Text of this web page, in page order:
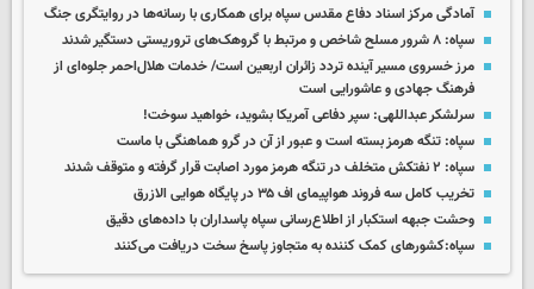
آمادگی مرکز اسناد دفاع مقدس سپاه برای همکاری با رسانه‌ها در روایتگری جنگ
سپاه: ۸ شرور مسلح شاخص و مرتبط با گروهک‌های تروریستی دستگیر شدند
مرز خسروی مسیر آینده تردد زائران اربعین است/ خدمات هلال‌احمر جلوه‌ای از
فرهنگ جهادی و عاشورایی است
سرلشکر عبداللهی: سپر دفاعی آمریکا بشوید، خواهید سوخت!
سپاه: تنگه هرمز بسته است و عبور از آن در گرو هماهنگی با ماست
سپاه: ۲ نفتکش متخلف در تنگه هرمز مورد اصابت قرار گرفته و متوقف شدند
تخریب کامل سه فروند هواپیمای اف ۳۵ در پایگاه هوایی الازرق
وحشت جبهه استکبار از اطلاع‌رسانی سپاه پاسداران با داده‌های دقیق
سپاه:کشورهای کمک کننده به متجاوز پاسخ سخت دریافت می‌کنند